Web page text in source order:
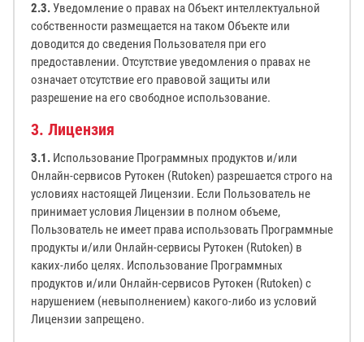
2.3.Уведомление о правах на Объект интеллектуальной
собственности размещается на таком Объекте или
доводится до сведения Пользователя при его
предоставлении. Отсутствие уведомления о правах не
означает отсутствие его правовой защиты или
разрешение на его свободное использование.
3. Лицензия
3.1. Использование Программных продуктов и/или
Онлайн-сервисов Рутокен (Rutoken) разрешается строго на
условиях настоящей Лицензии. Если Пользователь не
принимает условия Лицензии в полном объеме,
Пользователь не имеет права использовать Программные
продукты и/или Онлайн-сервисы Рутокен (Rutoken) в
каких-либо целях. Использование Программных
продуктов и/или Онлайн-сервисов Рутокен (Rutoken) с
нарушением (невыполнением) какого-либо из условий
Лицензии запрещено.